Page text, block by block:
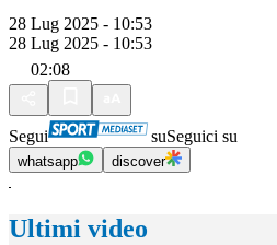
28 Lug 2025 - 10:53
28 Lug 2025 - 10:53
02:08
Segui suSeguici su
whatsapp discover
Ultimi video